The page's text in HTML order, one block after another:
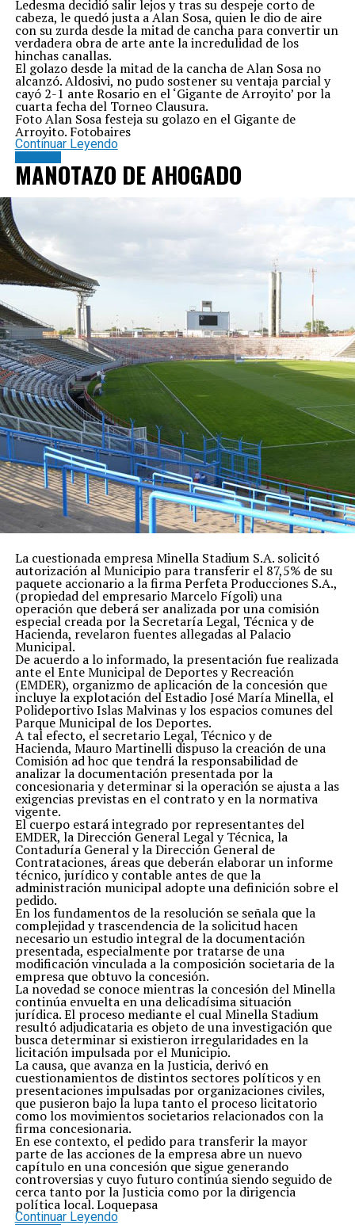
Ledesma decidió salir lejos y tras su despeje corto de
cabeza, le quedó justa a Alan Sosa, quien le dio de aire
con su zurda desde la mitad de cancha para convertir un
verdadera obra de arte ante la incredulidad de los
hinchas canallas.
El golazo desde la mitad de la cancha de Alan Sosa no
alcanzó. Aldosivi, no pudo sostener su ventaja parcial y
cayó 2-1 ante Rosario en el ‘Gigante de Arroyito’ por la
cuarta fecha del Torneo Clausura.
Foto Alan Sosa festeja su golazo en el Gigante de
Arroyito. Fotobaires
Continuar Leyendo
MANOTAZO DE AHOGADO
La cuestionada empresa Minella Stadium S.A. solicitó
autorización al Municipio para transferir el 87,5% de su
paquete accionario a la firma Perfeta Producciones S.A.,
(propiedad del empresario Marcelo Fígoli) una
operación que deberá ser analizada por una comisión
especial creada por la Secretaría Legal, Técnica y de
Hacienda, revelaron fuentes allegadas al Palacio
Municipal.
De acuerdo a lo informado, la presentación fue realizada
ante el Ente Municipal de Deportes y Recreación
(EMDER), organizmo de aplicación de la concesión que
incluye la explotación del Estadio José María Minella, el
Polideportivo Islas Malvinas y los espacios comunes del
Parque Municipal de los Deportes.
A tal efecto, el secretario Legal, Técnico y de
Hacienda, Mauro Martinelli dispuso la creación de una
Comisión ad hoc que tendrá la responsabilidad de
analizar la documentación presentada por la
concesionaria y determinar si la operación se ajusta a las
exigencias previstas en el contrato y en la normativa
vigente.
El cuerpo estará integrado por representantes del
EMDER, la Dirección General Legal y Técnica, la
Contaduría General y la Dirección General de
Contrataciones, áreas que deberán elaborar un informe
técnico, jurídico y contable antes de que la
administración municipal adopte una definición sobre el
pedido.
En los fundamentos de la resolución se señala que la
complejidad y trascendencia de la solicitud hacen
necesario un estudio integral de la documentación
presentada, especialmente por tratarse de una
modificación vinculada a la composición societaria de la
empresa que obtuvo la concesión.
La novedad se conoce mientras la concesión del Minella
continúa envuelta en una delicadísima situación
jurídica. El proceso mediante el cual Minella Stadium
resultó adjudicataria es objeto de una investigación que
busca determinar si existieron irregularidades en la
licitación impulsada por el Municipio.
La causa, que avanza en la Justicia, derivó en
cuestionamientos de distintos sectores políticos y en
presentaciones impulsadas por organizaciones civiles,
que pusieron bajo la lupa tanto el proceso licitatorio
como los movimientos societarios relacionados con la
firma concesionaria.
En ese contexto, el pedido para transferir la mayor
parte de las acciones de la empresa abre un nuevo
capítulo en una concesión que sigue generando
controversias y cuyo futuro continúa siendo seguido de
cerca tanto por la Justicia como por la dirigencia
política local. Loquepasa
Continuar Leyendo